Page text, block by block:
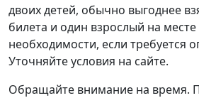
двоих детей, обычно выгоднее
билета и один взрослый на месте
необходимости, если требуется
Уточняйте условия на сайте.
Обращайте внимание на время.